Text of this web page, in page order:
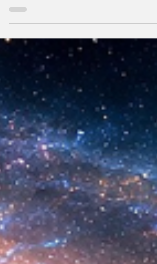
hechos a semejanza de Dios, los humanos
podemos también crear la primera unidad
sintética desarrollada en laboratorio abre
nueva era científica que desafía nuestras
ideas sobre la creación... ¿Podemos crear
biológica? Durante siglos creímos que la
mayor aspiración de la inteligencia humana
consistía en comprender la vida. Hoy
comienza a aparecer una posibilidad todavía
más desconcer